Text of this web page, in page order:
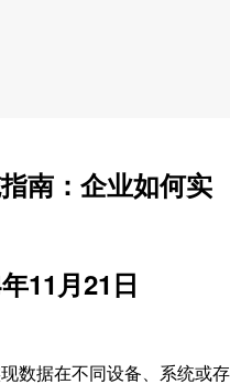
南：企业如何实
11月21日
数据在不同设备、系统或存